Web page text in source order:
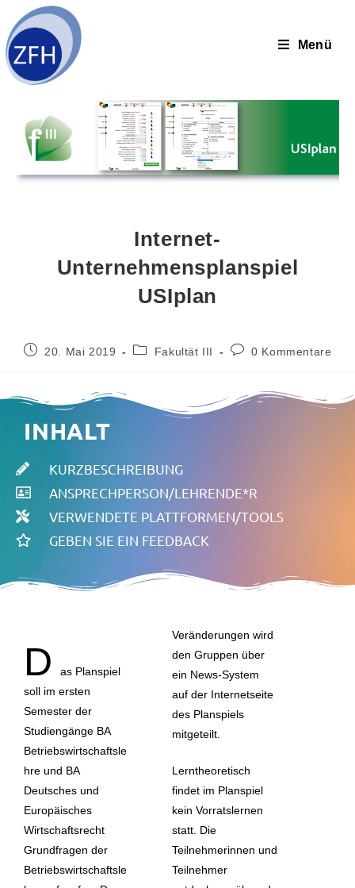
Menü
Internet-
Unternehmensplanspiel
USIplan
20. Mai 2019 Fakultät III 0 Kommentare
INHALT
KURZBESCHREIBUNG
ANSPRECHPERSON/LEHRENDE*R
VERWENDETE PLATTFORMEN/TOOLS
GEBEN SIE EIN FEEDBACK
D
as Planspiel
soll im ersten
Semester der
Studiengänge BA
Betriebswirtschaftsle
hre und BA
Deutsches und
Europäisches
Wirtschaftsrecht
Grundfragen der
Betriebswirtschaftsle
Veränderungen wird
den Gruppen über
ein News-System
auf der Internetseite
des Planspiels
mitgeteilt.
Lerntheoretisch
findet im Planspiel
kein Vorratslernen
statt. Die
Teilnehmerinnen und
Teilnehmer